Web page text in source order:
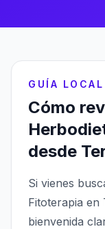
GUÍA LOCAL
Cómo
desde
Si vienes
Fitoterapia en
bienvenida